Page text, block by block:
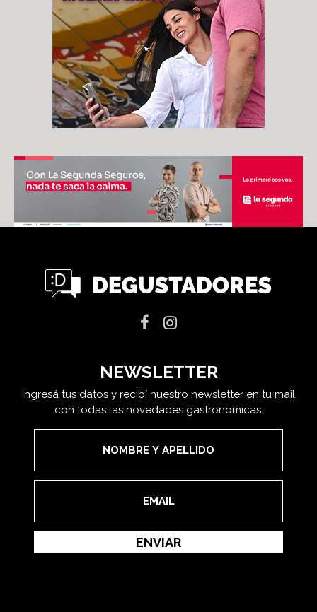
NEWSLETTER
Ingresá tus datos y recibí nuestro newsletter en tu mail
con todas las novedades gastronómicas.
ENVIAR